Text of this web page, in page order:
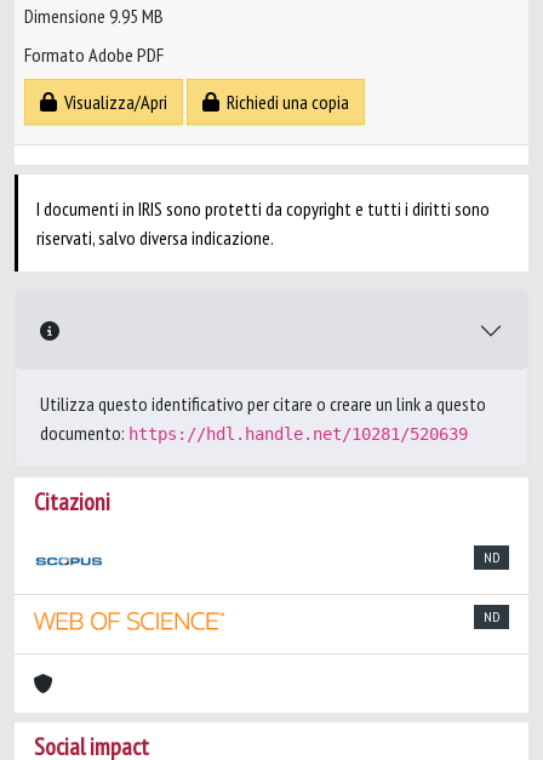
Dimensione 9.95 MB
Formato Adobe PDF
Visualizza/Apri
Richiedi una copia
I documenti in IRIS sono protetti da copyright e tutti i diritti sono
riservati, salvo diversa indicazione.
Utilizza questo identificativo per citare o creare un link a questo
documento: https://hdl.handle.net/10281/520639
Citazioni
ND
ND
Social impact